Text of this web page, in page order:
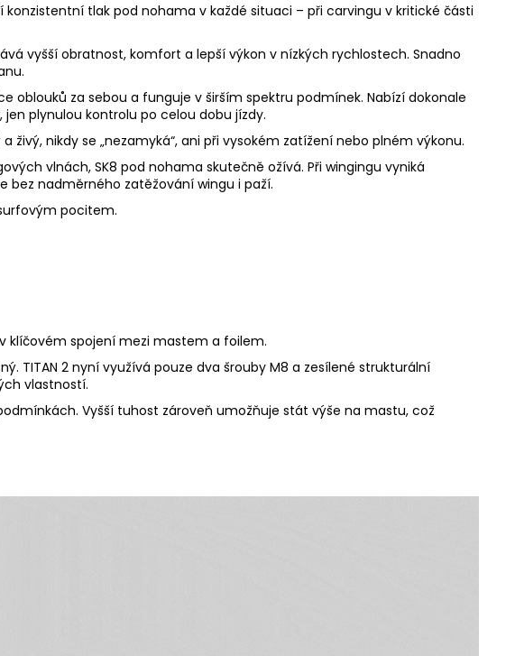
tlak pod nohama v každé situaci – při carvingu v kritické části
vyšší obratnost, komfort a lepší výkon v nízkých rychlostech. Snadno
oblouků za sebou a funguje v širším spektru podmínek. Nabízí dokonale
plynulou kontrolu po celou dobu jízdy.
nikdy se „nezamyká“, ani při vysokém zatížení nebo plném výkonu.
vlnách, SK8 pod nohama skutečně ožívá. Při wingingu vyniká
bez nadměrného zatěžování wingu i paží.
pocitem.
klíčovém spojení mezi mastem a foilem.
TITAN 2 nyní využívá pouze dva šrouby M8 a zesílené strukturální
vlastností.
Vyšší tuhost zároveň umožňuje stát výše na mastu, což